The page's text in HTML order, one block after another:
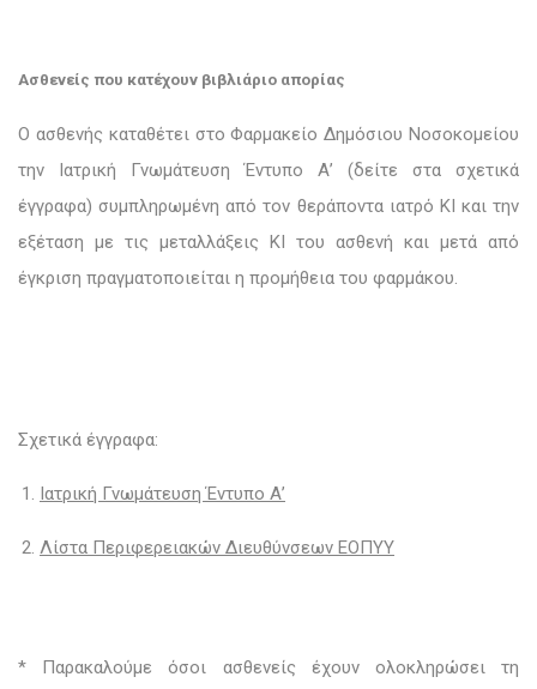
Ασθενείς που κατέχουν βιβλιάριο απορίας
Ο ασθενής καταθέτει στο Φαρμακείο Δημόσιου Νοσοκομείου
την Ιατρική Γνωμάτευση Έντυπο Α’ (δείτε στα σχετικά
έγγραφα) συμπληρωμένη από τον θεράποντα ιατρό ΚΙ και την
εξέταση με τις μεταλλάξεις ΚΙ του ασθενή και μετά από
έγκριση πραγματοποιείται η προμήθεια του φαρμάκου.
Σχετικά έγγραφα:
Ιατρική Γνωμάτευση Έντυπο Α’
Λίστα Περιφερειακών Διευθύνσεων ΕΟΠΥΥ
* Παρακαλούμε όσοι ασθενείς έχουν ολοκληρώσει τη